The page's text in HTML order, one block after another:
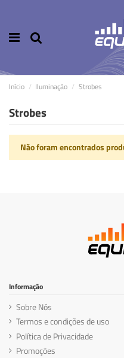
Início Iluminação Strobes
Strobes
Não foram encontrados
Informação
Sobre Nós
Termos e condições de uso
Política de Privacidade
Promoções